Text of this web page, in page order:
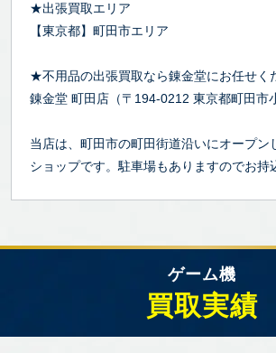
★出張買取エリア
【東京都】町田市エリア
★不用品の出張買取なら錬金堂にお任せく
錬金堂 町田店（〒194-0212 東京都町田市
当店は、町田市の町田街道沿いにオープン
ショップです。駐車場もありますのでお持
ゲーム機
買取実績